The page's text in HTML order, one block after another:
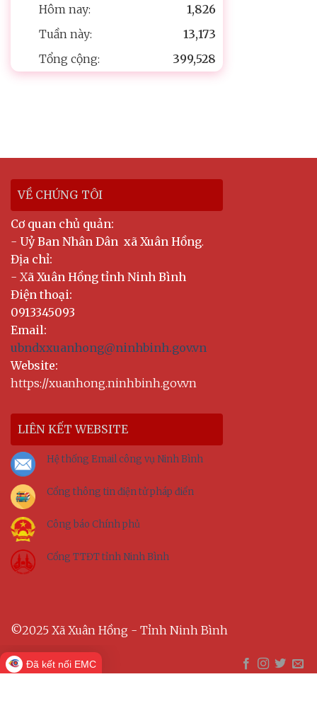
Hôm nay:
1,826
Tuần này:
13,173
Tổng cộng:
399,528
VỀ CHÚNG TÔI
Cơ quan chủ quản:
- Uỷ Ban Nhân Dân xã Xuân Hồng.
Địa chỉ:
- Xã Xuân Hồng tỉnh Ninh Bình
Điện thoại:
0913345093
Email:
ubndxxuanhong@ninhbinh.gov.vn
Website:
https://xuanhong.ninhbinh.gov.vn
LIÊN KẾT WEBSITE
Hệ thống Email công vụ Ninh Bình
Cổng thông tin điện tử pháp điển
Công báo Chính phủ
Cổng TTĐT tỉnh Ninh Bình
©2025 Xã Xuân Hồng - Tỉnh Ninh Bình
Đã kết nối EMC